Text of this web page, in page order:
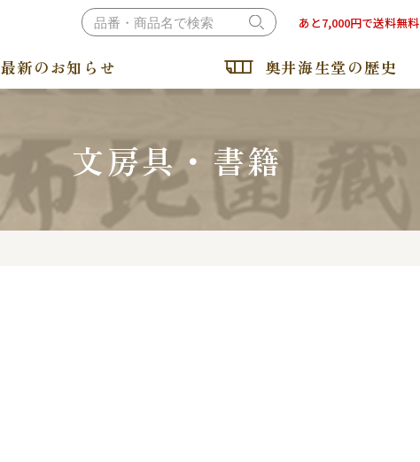
あと7,000円で送料無料
おぼろ昆布・とろろ昆布
納豆昆布・ねばるとろろ
最新のお知らせ 奥井海生堂の歴史
文房具・書籍